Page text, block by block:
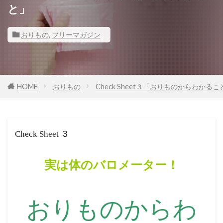
と」
おりもの, フリーマガジン
HOME おりもの Check Sheet３「おりものからわかるこ
Check Sheet ３
実は体のバロメーター！
おりものからわ
戸塚共立レディースクリニック 院長
戸塚共立レディースクリニック
恵比寿みかレディースクリニック
性教育
庄司産婦人科
広尾レディースクリニック
対馬ルリ子女性ライフクリニック銀座
横倉クリニック
宮川産婦人科
学生生活
南生田レディースクリニック
創刊号
元町レディースクリニック